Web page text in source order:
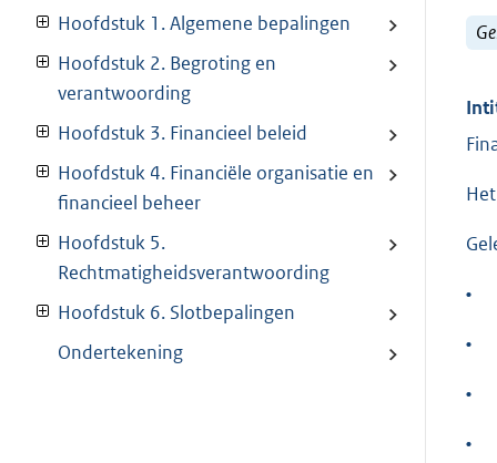
Hoofdstuk 1. Algemene bepalingen
Hoofdstuk 2. Begroting en
verantwoording
Hoofdstuk 3. Financieel beleid
Hoofdstuk 4. Financiële organisatie en
financieel beheer
Hoofdstuk 5.
Rechtmatigheidsverantwoording
Hoofdstuk 6. Slotbepalingen
Ondertekening
•
•
•
•